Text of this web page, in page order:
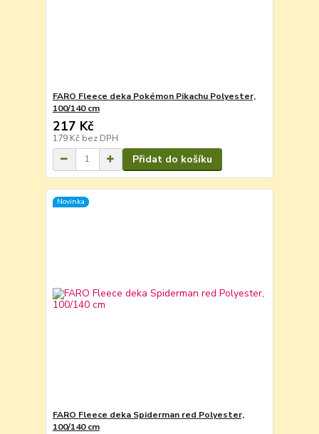
FARO Fleece deka Pokémon Pikachu Polyester,
100/140 cm
217 Kč
179 Kč bez DPH
Přidat do košíku
Novinka
FARO Fleece deka Spiderman red Polyester,
100/140 cm